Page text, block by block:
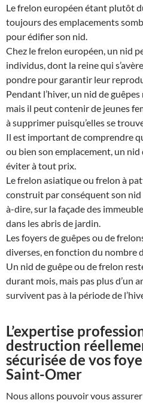
Le frelon européen étant plutôt
toujours des emplacements
pour édifier son nid.
Chez le frelon européen, un nid
individus, dont la reine qui
pondre pour garantir leur
Pendant l’hiver, un nid de
mais il peut contenir de jeunes
à supprimer puisqu’elles se
Il est important de comprendre
ou bien son emplacement, un nid
éviter à tout prix.
Le frelon asiatique ou frelon à
construit par conséquent son nid
à-dire, sur la façade des
dans les abris de jardin.
Les foyers de guêpes ou de
diverses, en fonction du nombre
Un nid de guêpe ou de frelon
durant mois, mais pas plus d’un
survivent pas à la période de
L’expertise
destruction
sécurisée de vos
Saint-Omer
Nous allons pouvoir vous